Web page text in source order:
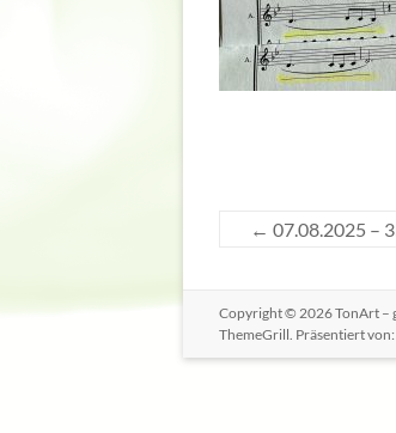
← 07.08.2025 –
Copyright © 2026TonArt –
ThemeGrill. Präsentiert von: